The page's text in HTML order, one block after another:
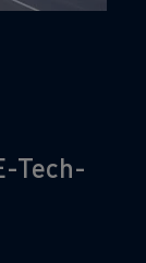
Tech-